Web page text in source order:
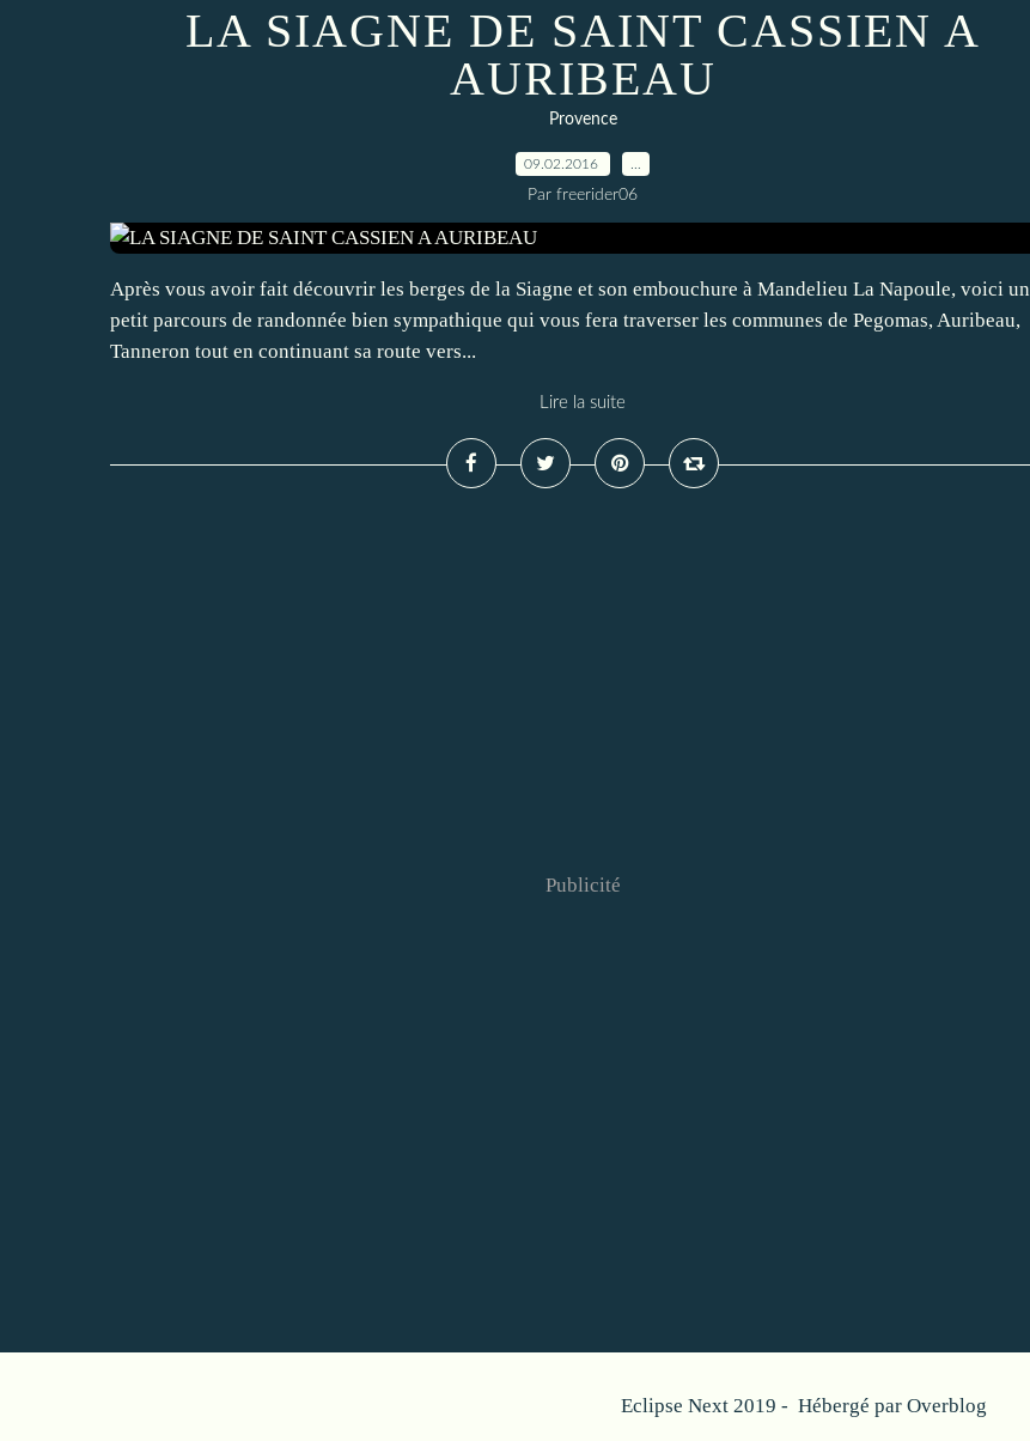
LA SIAGNE DE SAINT CASSIEN A
AURIBEAU
Provence
09.02.2016
Par freerider06
Après vous avoir fait découvrir les berges de la Siagne et son embouchure à Mandelieu La Napoule, voici un
petit parcours de randonnée bien sympathique qui vous fera traverser les communes de Pegomas, Auribeau,
Tanneron tout en continuant sa route vers...
Lire la suite
Publicité
Eclipse Next 2019 - Hébergé par Overblog